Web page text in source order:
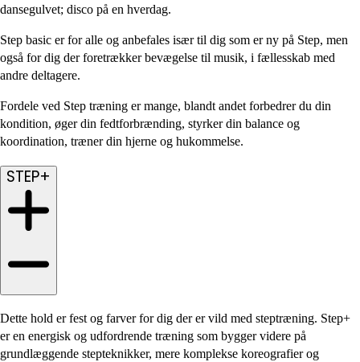
dansegulvet; disco på en hverdag.
Step basic er for alle og anbefales især til dig som er ny på Step, men
også for dig der foretrækker bevægelse til musik, i fællesskab med
andre deltagere.
Fordele ved Step træning er mange, blandt andet forbedrer du din
kondition, øger din fedtforbrænding, styrker din balance og
koordination, træner din hjerne og hukommelse.
STEP+
Dette hold er fest og farver for dig der er vild med steptræning. Step+
er en energisk og udfordrende træning som bygger videre på
grundlæggende stepteknikker, mere komplekse koreografier og